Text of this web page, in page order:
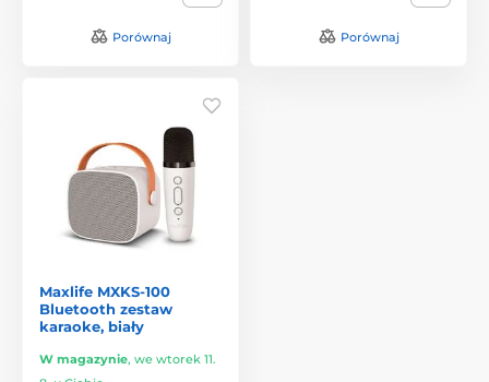
Porównaj Porównaj
Maxlife MXKS-100
Bluetooth zestaw
karaoke, biały
W magazynie, we wtorek 11.